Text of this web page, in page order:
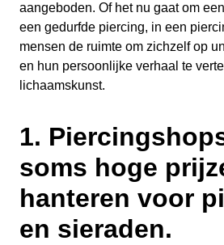
aangeboden. Of het nu gaat om
een gedurfde piercing, in een
mensen de ruimte om zichzelf op
en hun persoonlijke verhaal te
lichaamskunst.
1.
soms hoge
hanteren voor
en sieraden.